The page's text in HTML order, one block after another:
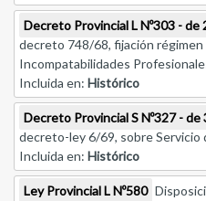
Decreto Provincial L Nº303 - de
decreto 748/68, fijación
Incompatabilidades
Incluida en: Histórico
Decreto Provincial S Nº327 -
decreto-ley 6/69, sobre Servicio
Incluida en: Histórico
Ley Provincial L Nº580